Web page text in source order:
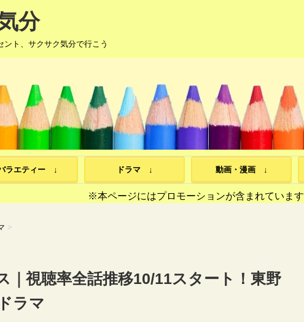
分
ト、サクサク気分で行こう
ラエティー ↓ ドラマ ↓ 動画・漫画 ↓
※本ページにはプロモーションが含まれています
>
｜視聴率全話推移10/11スタート！東野
ラマ